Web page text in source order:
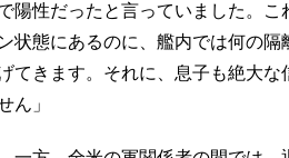
陽性だったと言っていました。
ン状態にあるのに、艦内では何の
てきます。それに、息子も絶大
ん」